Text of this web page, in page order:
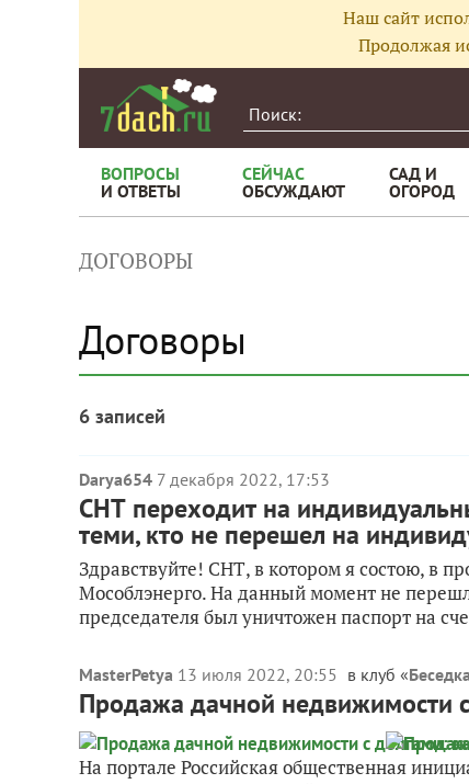
Наш сайт
Продолжая
ВОПРОСЫ
И ОТВЕТЫ
СЕЙЧАС
ОБСУЖДАЮТ
САД И
ОГОРОД
ДОГОВОРЫ
Договоры
6 записей
Darya654 7 декабря 2022, 17:53
СНТ переходит на
теми, кто не перешел на
Здравствуйте! СНТ, в котором я состою, в
Мособлэнерго. На данный момент не
председателя был уничтожен паспорт на
MasterPetya 13 июля 2022, 20:55 в клуб «
Продажа дачной недвижимости
На портале Российская общественная